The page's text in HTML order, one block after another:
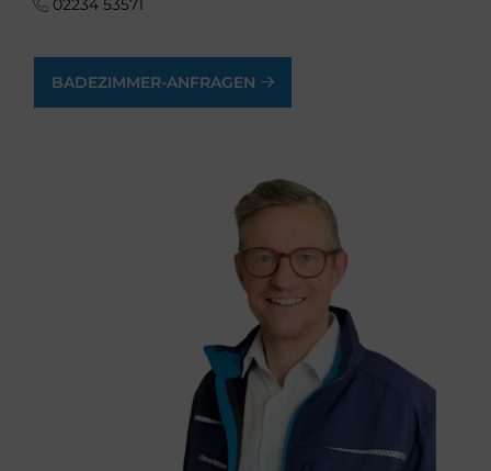
BADEZIMMER-ANFRAGEN